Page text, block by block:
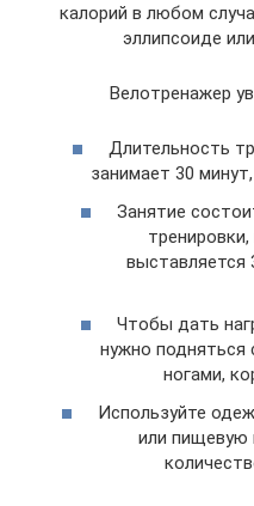
калорий в любом
эллипсоиде
Велотренажер
Длительность
занимает 30
Занятие
тренировки,
выставляется
Чтобы дать
нужно подняться
ногами,
Используйте
или пищевую